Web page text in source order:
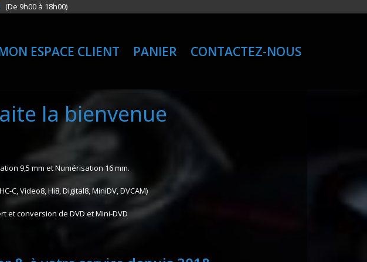
(De 9h00 à 18h00)
ESPACE CLIENT PANIER CONTACTEZ-NOUS
la bienvenue
9,5 mm et Numérisation 16 mm.
C, Video8, Hi8, Digital8, MiniDV, DVCAM)
et conversion de DVD et Mini-DVD